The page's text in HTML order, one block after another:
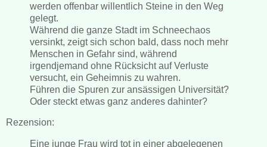
werden offenbar willentlich Steine in den Weg
gelegt.
Während die ganze Stadt im Schneechaos
versinkt, zeigt sich schon bald, dass noch mehr
Menschen in Gefahr sind, während
irgendjemand ohne Rücksicht auf Verluste
versucht, ein Geheimnis zu wahren.
Führen die Spuren zur ansässigen Universität?
Oder steckt etwas ganz anderes dahinter?
Rezension:
Eine junge Frau wird tot in einer abgelegenen